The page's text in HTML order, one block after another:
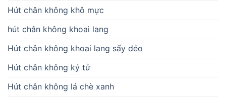
Hút chân không khô mực
hút chân không khoai lang
Hút chân không khoai lang sấy dẻo
Hút chân không kỷ tử
Hút chân không lá chè xanh